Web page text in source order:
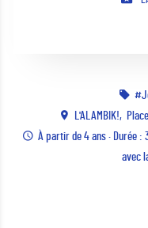
L'ALAMBIK!
À partir de 4 ans · Durée :
avec